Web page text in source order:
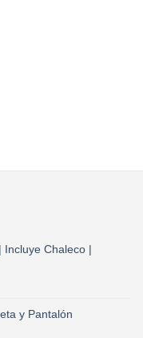
Incluye Chaleco |
y Pantalón